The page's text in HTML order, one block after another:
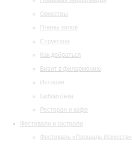
Оркестры
Планы залов
Структура
Как добраться
Визит в филармонию
История
Библиотека
Ресторан и кафе
Фестивали и гастроли
Фестиваль «Площадь Искусств»